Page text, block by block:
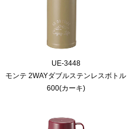
UE-3448
モンテ 2WAYダブルステンレスボトル
600(カーキ)